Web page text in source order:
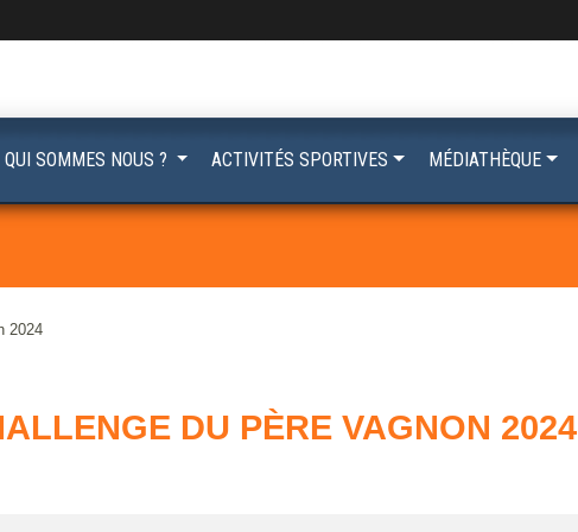
2024
DU PÈRE VAGNON 2024
QUI SOMMES NOUS ? ACTIVITÉS SPORTIVES MÉDIATHÈQUE